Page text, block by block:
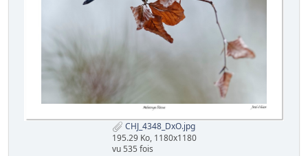
CHJ_4348_DxO.jpg
195.29 Ko, 1180x1180
vu 535 fois